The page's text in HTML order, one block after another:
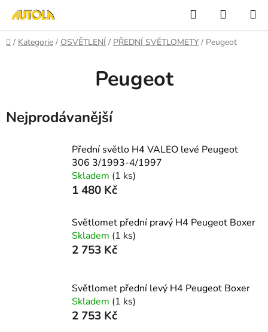
obsah
Hledat
KOŠÍK
Domů
/ Kategorie / OSVĚTLENÍ / PŘEDNÍ SVĚTLOMETY / Peugeot
Peugeot
Nejprodávanější
Přední světlo H4 VALEO levé Peugeot
306 3/1993-4/1997
Skladem (1 ks)
1 480 Kč
Světlomet přední pravý H4 Peugeot Boxer
Skladem (1 ks)
2 753 Kč
Světlomet přední levý H4 Peugeot Boxer
Skladem (1 ks)
2 753 Kč